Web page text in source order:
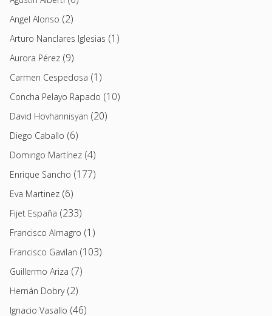
Angel Alonso (2)
Arturo Nanclares Iglesias (1)
Aurora Pérez (9)
Carmen Cespedosa (1)
Concha Pelayo Rapado (10)
David Hovhannisyan (20)
Diego Caballo (6)
Domingo Martínez (4)
Enrique Sancho (177)
Eva Martinez (6)
Fijet España (233)
Francisco Almagro (1)
Francisco Gavilan (103)
Guillermo Ariza (7)
Hernán Dobry(2)
Ignacio Vasallo (46)